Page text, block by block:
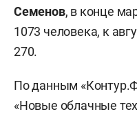
Семенов, в конце
1073 человека, к
270.
По данным
«Новые облачные